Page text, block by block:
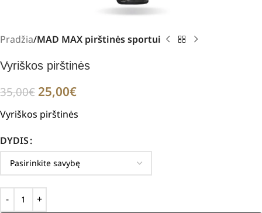
Pradžia MAD MAX pirštinės sportui
Vyriškos pirštinės
35,00€ 25,00€
Vyriškos pirštinės
DYDIS